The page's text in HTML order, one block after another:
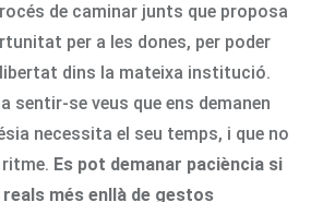
de caminar junts que proposa
per a les dones, per poder
dins la mateixa institució.
sentir-se veus que ens demanen
necessita el seu temps, i que no
Es pot demanar paciència si
més enllà de gestos